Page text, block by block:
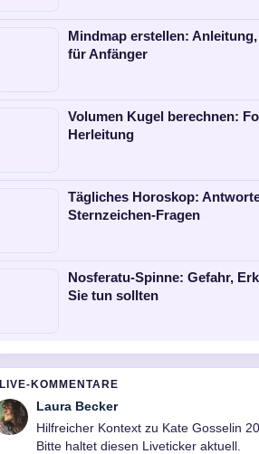
Mindmap erstellen:
für Anfänger
Volumen Kugel berechnen:
Herleitung
Tägliches Horoskop:
Sternzeichen-Fragen
Nosferatu-Spinne: Gefahr,
Sie tun sollten
LIVE-KOMMENTARE
Laura Becker
Hilfreicher Kontext zu Kate Gosselin
Bitte haltet diesen Liveticker aktuell.